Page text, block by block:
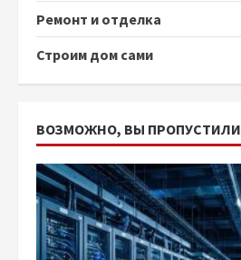
Ремонт и отделка
Строим дом сами
ВОЗМОЖНО, ВЫ ПРОПУСТИЛИ